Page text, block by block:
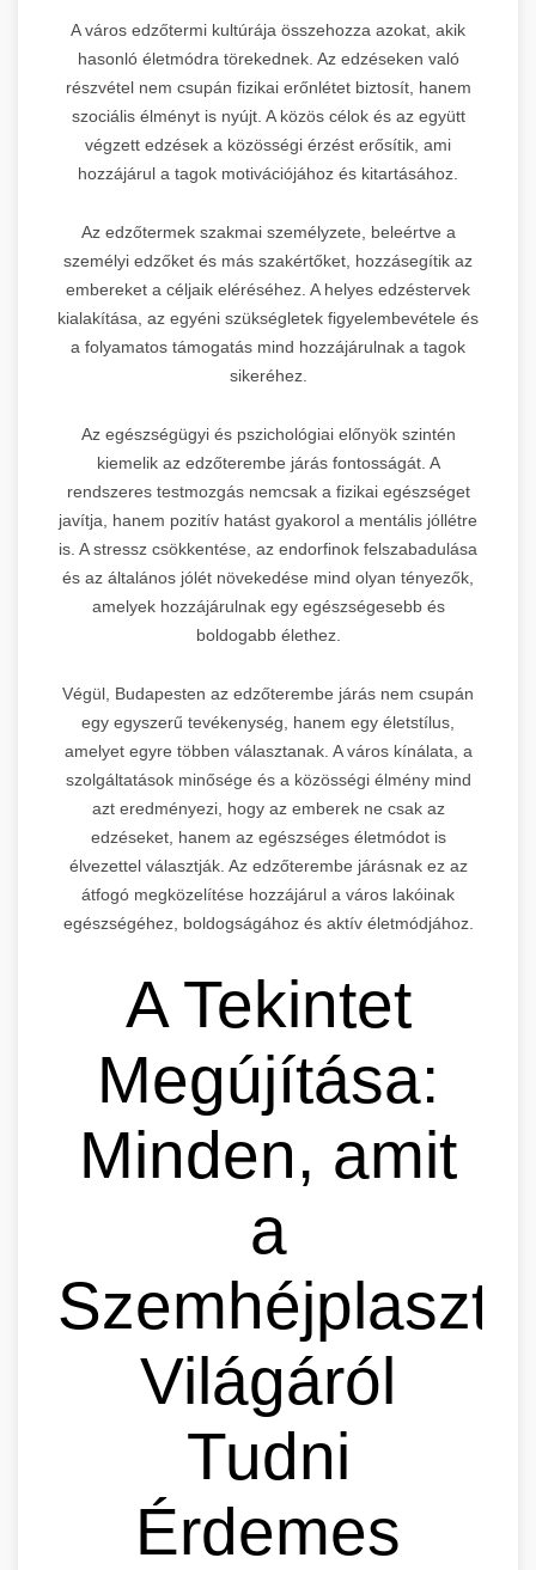
A város edzőtermi kultúrája összehozza azokat, akik
hasonló életmódra törekednek. Az edzéseken való
részvétel nem csupán fizikai erőnlétet biztosít, hanem
szociális élményt is nyújt. A közös célok és az együtt
végzett edzések a közösségi érzést erősítik, ami
hozzájárul a tagok motivációjához és kitartásához.
Az edzőtermek szakmai személyzete, beleértve a
személyi edzőket és más szakértőket, hozzásegítik az
embereket a céljaik eléréséhez. A helyes edzéstervek
kialakítása, az egyéni szükségletek figyelembevétele és
a folyamatos támogatás mind hozzájárulnak a tagok
sikeréhez.
Az egészségügyi és pszichológiai előnyök szintén
kiemelik az edzőterembe járás fontosságát. A
rendszeres testmozgás nemcsak a fizikai egészséget
javítja, hanem pozitív hatást gyakorol a mentális jóllétre
is. A stressz csökkentése, az endorfinok felszabadulása
és az általános jólét növekedése mind olyan tényezők,
amelyek hozzájárulnak egy egészségesebb és
boldogabb élethez.
Végül, Budapesten az edzőterembe járás nem csupán
egy egyszerű tevékenység, hanem egy életstílus,
amelyet egyre többen választanak. A város kínálata, a
szolgáltatások minősége és a közösségi élmény mind
azt eredményezi, hogy az emberek ne csak az
edzéseket, hanem az egészséges életmódot is
élvezettel választják. Az edzőterembe járásnak ez az
átfogó megközelítése hozzájárul a város lakóinak
egészségéhez, boldogságához és aktív életmódjához.
A Tekintet
Megújítása:
Minden, amit
a
Világáról
Tudni
Érdemes